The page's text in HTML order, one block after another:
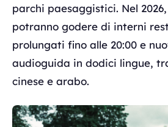
parchi paesaggistici. Nel
potranno godere di interni
prolungati fino alle 20:00 e
audioguida in dodici lingue,
cinese e arabo.